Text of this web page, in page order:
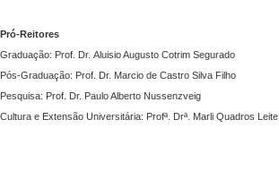
Pró-Reitores
Graduação: Prof. Dr. Aluisio Augusto Cotrim Segurado
Pós-Graduação: Prof. Dr. Marcio de Castro Silva Filho
Pesquisa: Prof. Dr. Paulo Alberto Nussenzveig
Cultura e Extensão Universitária: Profª. Drª. Marli Quadros Leite